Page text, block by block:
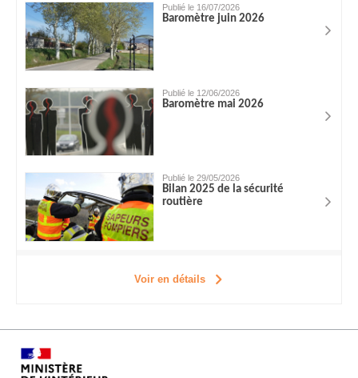
Publié le 16/07/2026
Baromètre juin 2026
Publié le 12/06/2026
Baromètre mai 2026
Publié le 29/05/2026
Bilan 2025 de la sécurité
routière
Voir en détails